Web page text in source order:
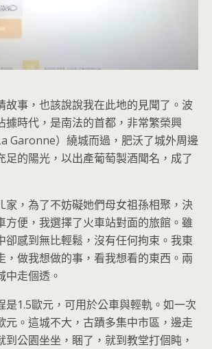
故事，也該說說我在此地的見聞了。波
據時代，是南法的首都，非常繁榮興
Garonne）繞城而過，肥沃了城外周邊
足的陽光，以出產葡萄製酒聞名，成了
家，為了不妨礙她們母女祖孫相聚，決
方便，我選擇了火車站對面的旅館。雖
卻感到無比輕鬆，沒有任何拘束。我東
，做我想做的事，看我想看的東西。兩
中走個透。
是1.5歐元，可用於公車與輕軌。如一次
元。這城不大，古蹟多集中市區，邊走
到公園坐坐，睏了，就到教堂打個盹，